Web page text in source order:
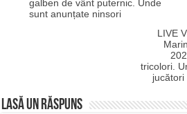
galben de vânt puternic. Unde
sunt anunțate ninsori
LIVE
tricolori.
jucători
Lasă un răspuns